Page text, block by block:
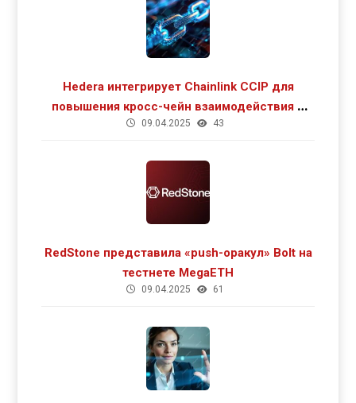
Hedera интегрирует Chainlink CCIP для
повышения кросс-чейн взаимодействия и
роста DeFi
09.04.2025 43
RedStone представила «push-оракул» Bolt на
тестнете MegaETH
09.04.2025 61